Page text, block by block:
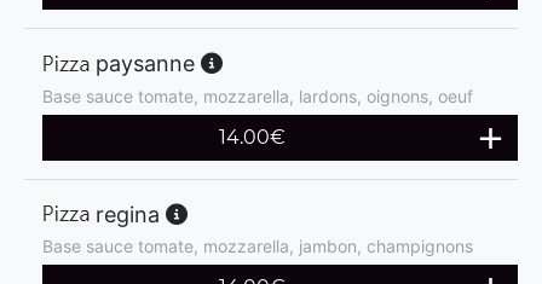
paysanne
Base sauce tomate, mozzarella, lardons, oignons, oeuf
14.00€
regina
Base sauce tomate, mozzarella, jambon, champignons